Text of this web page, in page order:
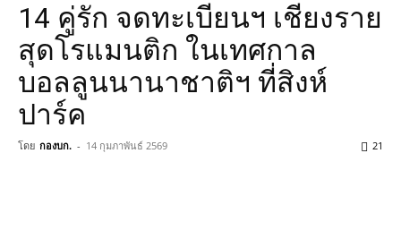
14 คู่รัก จดทะเบียนฯ เชียงราย
สุดโรแมนติก ในเทศกาล
บอลลูนนานาชาติฯ ที่สิงห์
ปาร์ค
โดย กองบก. - 14 กุมภาพันธ์ 2569 21